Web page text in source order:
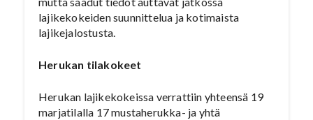
lajikekokeiden suunnittelua ja kotimaista
lajikejalostusta.
Herukan tilakokeet
Herukan lajikekokeissa verrattiin yhteensä 19
marjatilalla 17 mustaherukka- ja yhtä